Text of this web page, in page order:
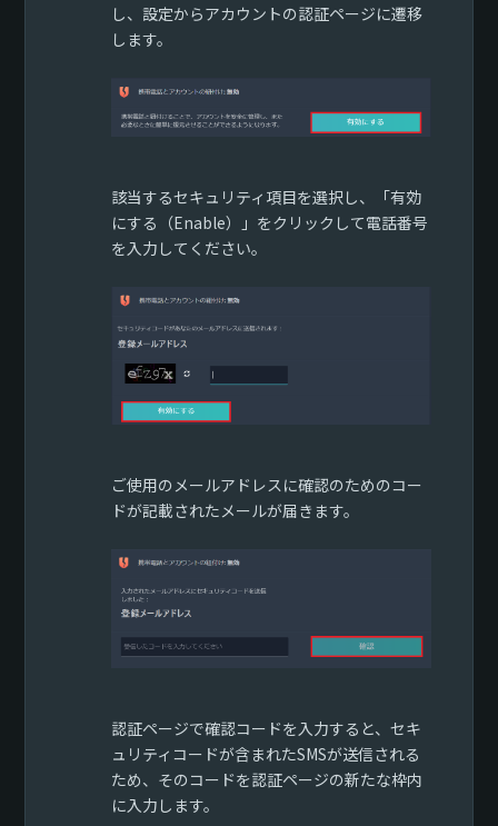
し、設定からアカウントの認証ページに遷移
します。
該当するセキュリティ項目を選択し、「有効
にする（Enable）」をクリックして電話番号
を入力してください。
ご使用のメールアドレスに確認のためのコー
ドが記載されたメールが届きます。
認証ページで確認コードを入力すると、セキ
ュリティコードが含まれたSMSが送信される
ため、そのコードを認証ページの新たな枠内
に入力します。